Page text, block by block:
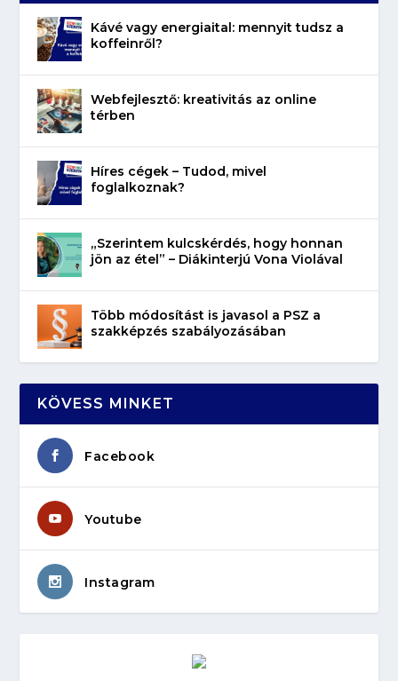
Kávé vagy energiaital: mennyit tudsz a
koffeinről?
Webfejlesztő: kreativitás az online
térben
Híres cégek – Tudod, mivel
foglalkoznak?
„Szerintem kulcskérdés, hogy honnan
jön az étel” – Diákinterjú Vona Violával
Több módosítást is javasol a PSZ a
szakképzés szabályozásában
KÖVESS MINKET
Facebook
Youtube
Instagram